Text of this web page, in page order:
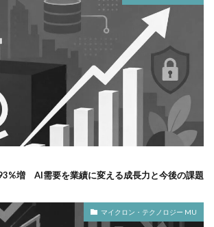
増 AI需要を業績に変える成長力と今後の課題
マイクロン・テクノロジー MU